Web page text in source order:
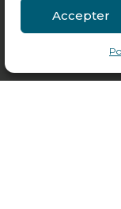
Accepter